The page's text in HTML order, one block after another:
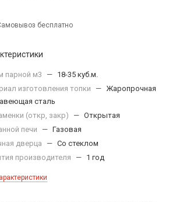
бесплатно
парной м3 — 18-35 куб.м.
изготовления топки
— Жаропрочная
сталь
(откр, закр)
— Открытая
печи
— Газовая
дверца
— Со стеклом
производителя
— 1 год